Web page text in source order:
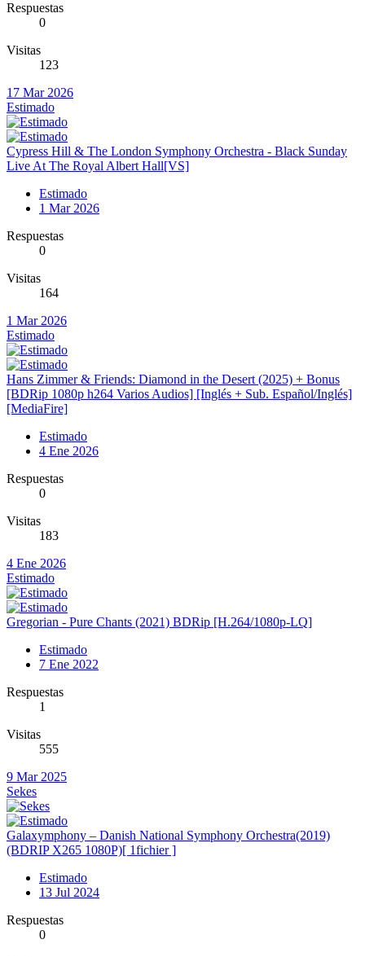
Respuestas
0
Visitas
123
17 Mar 2026
Estimado
Cypress Hill & The London Symphony Orchestra - Black Sunday
Live At The Royal Albert Hall[VS]
Estimado
1 Mar 2026
Respuestas
0
Visitas
164
1 Mar 2026
Estimado
Hans Zimmer & Friends: Diamond in the Desert (2025) + Bonus
[BDRip 1080p h264 Varios Audios] [Inglés + Sub. Español/Inglés]
[MediaFire]
Estimado
4 Ene 2026
Respuestas
0
Visitas
183
4 Ene 2026
Estimado
Gregorian - Pure Chants (2021) BDRip [H.264/1080p-LQ]
Estimado
7 Ene 2022
Respuestas
1
Visitas
555
9 Mar 2025
Sekes
Galaxymphony – Danish National Symphony Orchestra(2019)
(BDRIP X265 1080P)[ 1fichier ]
Estimado
13 Jul 2024
Respuestas
0